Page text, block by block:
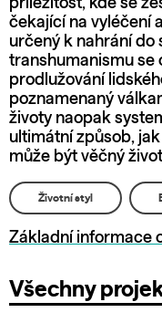
čekající na vyléčení
určený k nahrání
transhumanismu se
prodlužování
poznamenaný
životy naopak
ultimátní způsob,
může být věčný
Životní styl
Základní informace
Všechny